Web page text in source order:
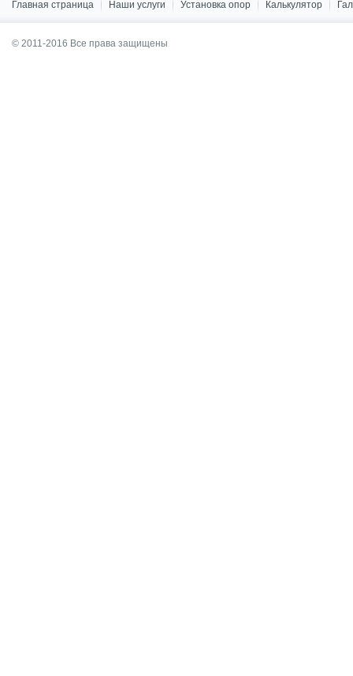
Главная страница Наши услуги Установка опор Калькулятор
© 2011-2016 Все права защищены